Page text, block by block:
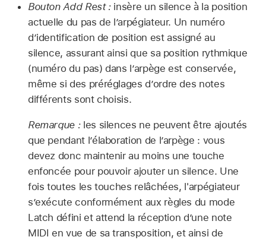
Bouton Add Rest :insère un silence à la position
actuelle du pas de l’arpégiateur. Un numéro
d’identification de position est assigné au
silence, assurant ainsi que sa position rythmique
(numéro du pas) dans l’arpège est conservée,
même si des préréglages d’ordre des notes
différents sont choisis.
Remarque : les silences ne peuvent être ajoutés
que pendant l’élaboration de l’arpège : vous
devez donc maintenir au moins une touche
enfoncée pour pouvoir ajouter un silence. Une
fois toutes les touches relâchées, l'arpégiateur
s’exécute conformément aux règles du mode
Latch défini et attend la réception d’une note
MIDI en vue de sa transposition, et ainsi de